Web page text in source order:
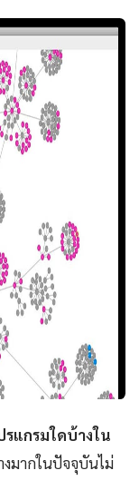
แกรมใดบ้างใน
มากในปัจจุบันไม่